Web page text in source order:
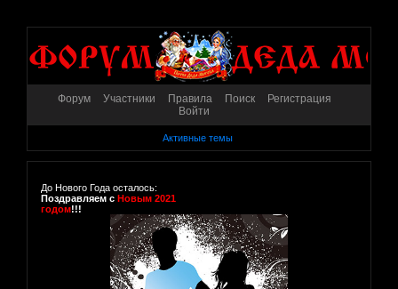
Форум Участники Правила Поиск
Регистрация
Войти
Активные темы
До Нового Года осталось:
Поздравляем с Новым 2021
годом!!!